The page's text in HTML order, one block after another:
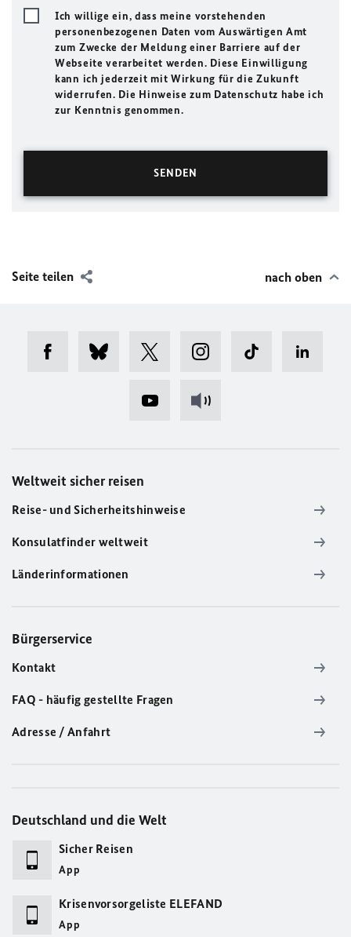
Ich willige ein, dass meine vorstehenden
personenbezogenen Daten vom Auswärtigen Amt
zum Zwecke der Meldung einer Barriere auf der
Webseite verarbeitet werden. Diese Einwilligung
kann ich jederzeit mit Wirkung für die Zukunft
widerrufen. Die Hinweise zum Datenschutz habe ich
zur Kenntnis genommen.
Seite teilen nach oben
Weltweit sicher reisen
Reise- und Sicherheitshinweise
Konsulatfinder weltweit
Länderinformationen
Bürgerservice
Kontakt
FAQ - häufig gestellte Fragen
Adresse / Anfahrt
Deutschland und die Welt
Sicher Reisen
App
Krisenvorsorgeliste ELEFAND
App